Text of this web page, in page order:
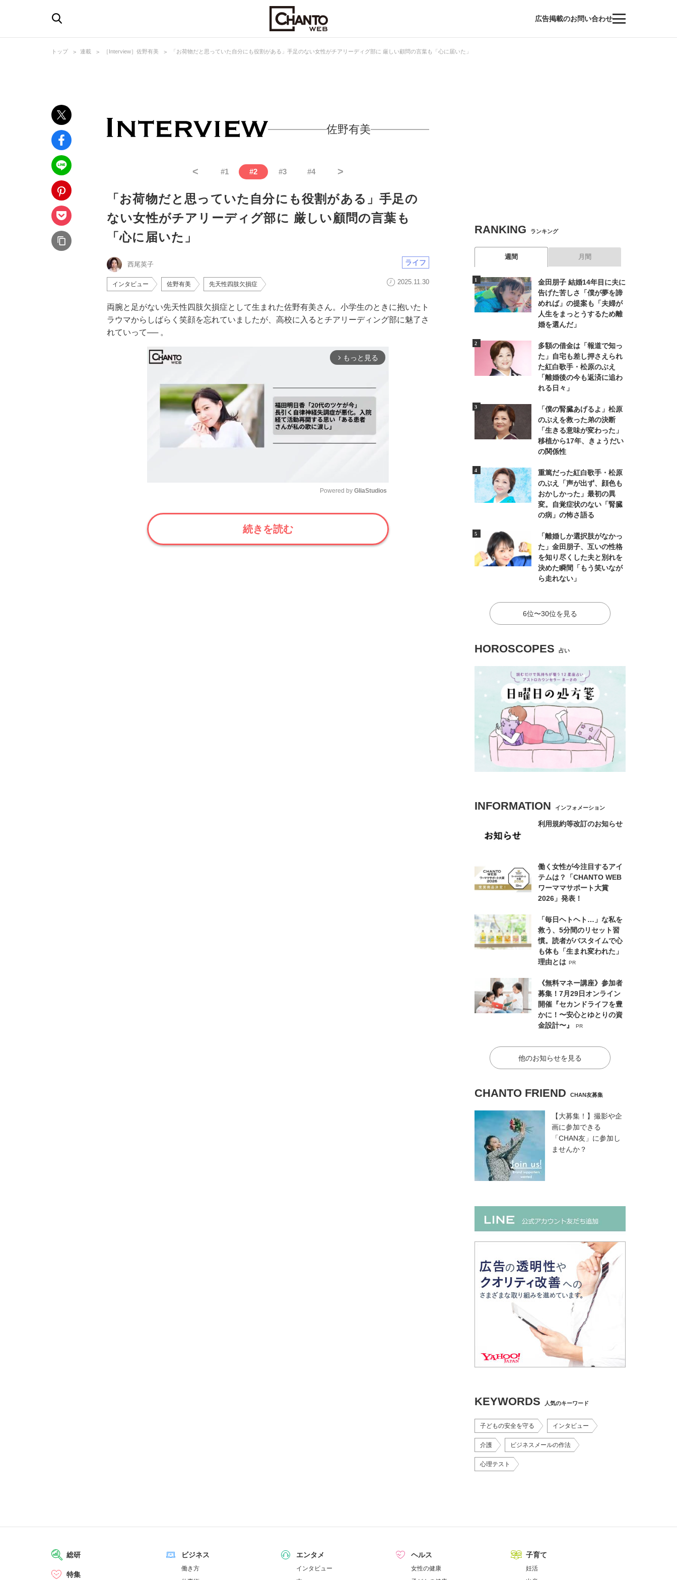
広告掲載のお問い合わせ
トップ 連載 ［Interview］佐野有美 「お荷物だと思っていた自分にも役割がある」手足のない女性がチアリーディグ部に 厳しい顧問の言葉も「心に届いた」
佐野有美
< #1 #2 #3 #4 >
「お荷物だと思っていた自分にも役割がある」手足の
ない女性がチアリーディグ部に 厳しい顧問の言葉も
「心に届いた」
西尾英子 ライフ
インタビュー 佐野有美 先天性四肢欠損症 2025.11.30
両腕と足がない先天性四肢欠損症として生まれた佐野有美さん。小学生のときに抱いたト
ラウマからしばらく笑顔を忘れていましたが、高校に入るとチアリーディング部に魅了さ
れていって── 。
arrow_forward_ios もっと見る
Powered by GliaStudios
続きを読む
RANKING ランキング
週間 月間
金田朋子 結婚14年目に夫に
告げた苦しさ「僕が夢を諦
めれば」の提案も「夫婦が
人生をまっとうするため離
婚を選んだ」
多額の借金は「報道で知っ
た」自宅も差し押さえられ
た紅白歌手・松原のぶえ
「離婚後の今も返済に追わ
れる日々」
「僕の腎臓あげるよ」松原
のぶえを救った弟の決断
「生きる意味が変わった」
移植から17年、きょうだい
の関係性
重篤だった紅白歌手・松原
のぶえ「声が出ず、顔色も
おかしかった」最初の異
変。自覚症状のない「腎臓
の病」の怖さ語る
「離婚しか選択肢がなかっ
た」金田朋子、互いの性格
を知り尽くした夫と別れを
決めた瞬間「もう笑いなが
ら走れない」
6位〜30位を見る
HOROSCOPES 占い
INFORMATION インフォメーション
利用規約等改訂のお知らせ
働く女性が今注目するアイ
テムは？「CHANTO WEB
ワーママサポート大賞
2026」発表！
「毎日ヘトヘト…」な私を
救う、5分間のリセット習
慣。読者がバスタイムで心
も体も「生まれ変われた」
理由とは PR
《無料マネー講座》参加者
募集！7月29日オンライン
開催『セカンドライフを豊
かに！〜安心とゆとりの資
金設計〜』
PR
他のお知らせを見る
CHANTO FRIEND CHAN友募集
【大募集！】撮影や企
画に参加できる
「CHAN友」に参加し
ませんか？
KEYWORDS 人気のキーワード
子どもの安全を守る インタビュー
介護 ビジネスメールの作法
心理テスト
総研
特集
ビジネス
働き方
エンタメ
インタビュー
ヘルス
女性の健康
子育て
妊活